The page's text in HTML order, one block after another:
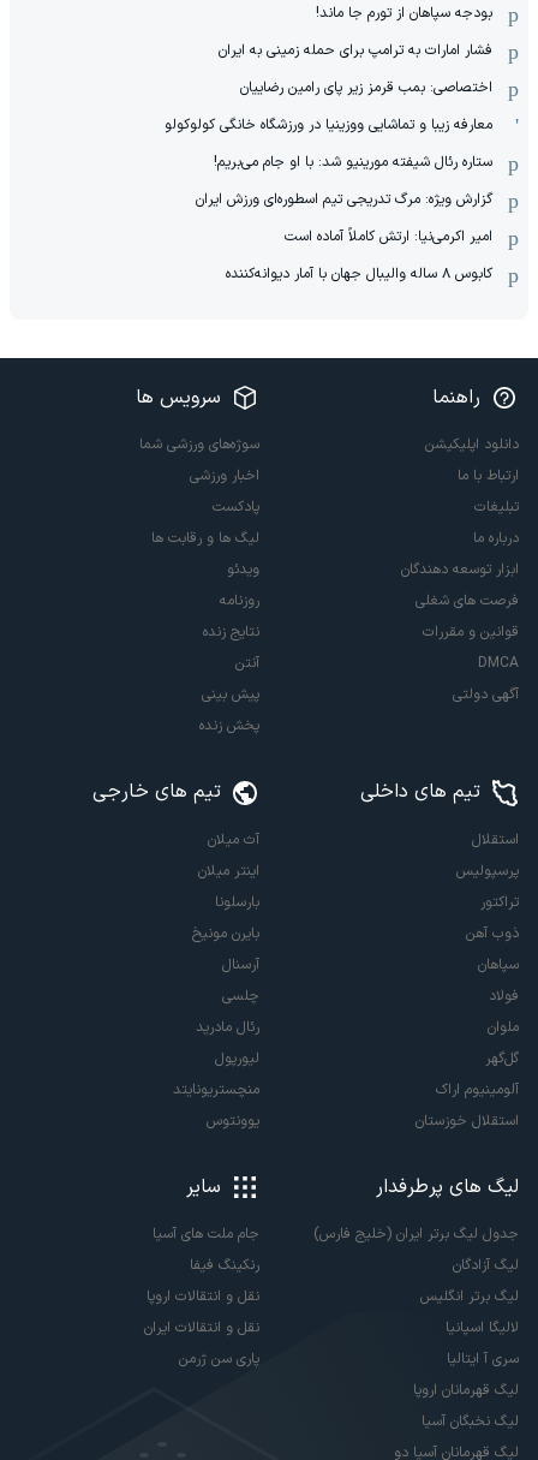
بودجه سپاهان از تورم جا ماند!
فشار امارات به ترامپ برای حمله زمینی به ایران
اختصاصی: بمب قرمز زیر پای رامین رضاییان
معارفه زیبا و تماشایی ووزینیا در ورزشگاه خانگی کولوکولو
ستاره رئال شیفته مورینیو شد: با او جام می‌بریم!
گزارش ویژه: مرگ تدریجی تیم اسطوره‌ای ورزش ایران
امیر اکرمی‌نیا: ارتش کاملاً آماده است
کابوس ۸ ساله والیبال جهان با آمار دیوانه‌کننده
راهنما
دانلود اپلیکیشن
ارتباط با ما
تبلیغات
درباره ما
ابزار توسعه دهندگان
فرصت های شغلی
قوانین و مقررات
DMCA
آگهی دولتی
سرویس ها
سوژه‌های ورزشی شما
اخبار ورزشی
پادکست
لیگ ها و رقابت ها
ویدئو
روزنامه
نتایج زنده
آنتن
پیش بینی
پخش زنده
تیم های داخلی
استقلال
پرسپولیس
تراکتور
ذوب آهن
سپاهان
فولاد
ملوان
گل‌گهر
آلومینیوم اراک
استقلال خوزستان
تیم های خارجی
آث میلان
اینتر میلان
بارسلونا
بایرن مونیخ
آرسنال
چلسی
رئال مادرید
لیورپول
منچستریونایتد
یوونتوس
لیگ های پرطرفدار
جدول لیگ برتر ایران (خلیج فارس)
لیگ آزادگان
لیگ برتر انگلیس
لالیگا اسپانیا
سری آ ایتالیا
لیگ قهرمانان اروپا
لیگ نخبگان آسیا
لیگ قهرمانان آسیا دو
سایر
جام ملت های آسیا
رنکینگ فیفا
نقل و انتقالات اروپا
نقل و انتقالات ایران
پاری سن ژرمن